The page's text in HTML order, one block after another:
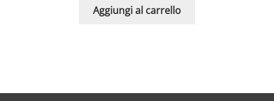
Aggiungi al carrello